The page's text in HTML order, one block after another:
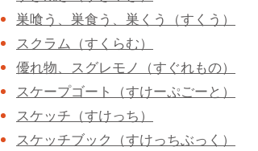
巣喰う、巣食う、巣くう（すくう）
スクラム（すくらむ）
優れ物、スグレモノ（すぐれもの）
スケープゴート（すけーぷごーと）
スケッチ（すけっち）
スケッチブック（すけっちぶっく）